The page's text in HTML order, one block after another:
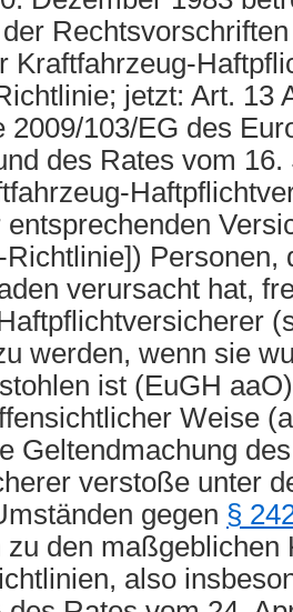
Kraftfahrzeug-
jetzt: Art. 13
2009/103/EG des
des Rates vom
entsprechenden
Richtlinie]) Personen,
verursacht hat,
werden, wenn sie
ist (EuGH
Weise
Geltendmachung
verstoße unter
gegen §
den maßgeblichen
also